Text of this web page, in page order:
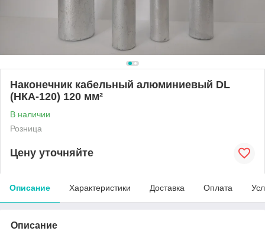
Наконечник кабельный алюминиевый DL
(НКА-120) 120 мм²
В наличии
Розница
Цену уточняйте
Описание Характеристики Доставка Оплата
Описание